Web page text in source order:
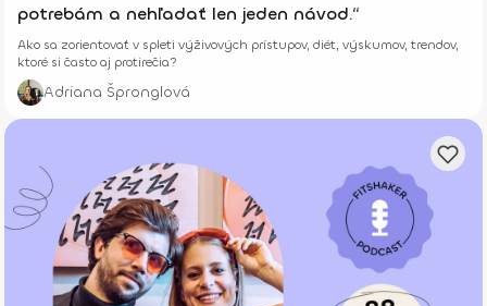
potrebám a nehľadať len jeden návod.“
Ako sa zorientovať v spleti výživových prístupov, diét, výskumov, trendov,
ktoré si často aj protirečia?
Adriana Špronglová